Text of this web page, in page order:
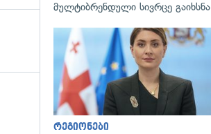
მულტიბრენდული სივრცე გაიხსნა
რეგიონები